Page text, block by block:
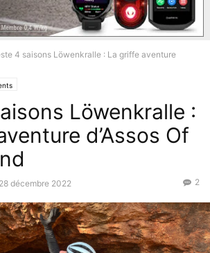
4 saisons Löwenkralle : La griffe aventure
Löwenkralle :
d’Assos Of
28 décembre 2022 2